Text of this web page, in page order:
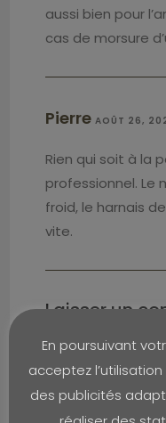
aussi bien pour
cas de morsure
Pierre AOÛT 26,
Rien qui soit à la
professionnel. Le
froid, le harnais
vite.
Laisser un
En poursuivant
acceptez
des publicités